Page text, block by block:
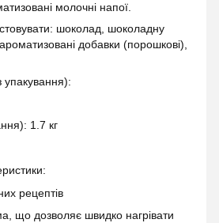
молочні напої.
шоколад, шоколадну
добавки (порошкові),
упакування):
1.7 кг
рецептів
що дозволяє швидко нагрівати